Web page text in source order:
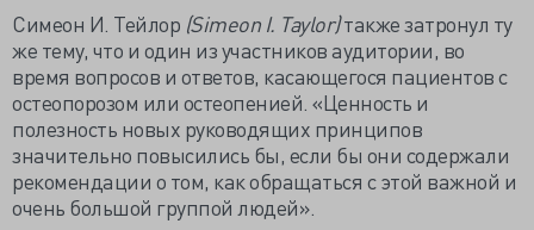
Симеон И. Тейлор (Simeon I. Taylor)также затронул ту
же тему, что и один из участников аудитории, во
время вопросов и ответов, касающегося пациентов с
остеопорозом или остеопенией. «Ценность и
полезность новых руководящих принципов
значительно повысились бы, если бы они содержали
рекомендации о том, как обращаться с этой важной и
очень большой группой людей».